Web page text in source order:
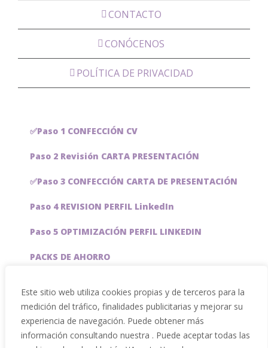
Este sitio web utiliza cookies propias y de terceros para la
medición del tráfico, finalidades publicitarias y mejorar su
experiencia de navegación. Puede obtener más
información consultando nuestra . Puede aceptar todas las
CONTACTO
CONÓCENOS
POLÍTICA DE PRIVACIDAD
✅Paso 1 CONFECCIÓN CV
Paso 2 Revisión CARTA PRESENTACIÓN
✅Paso 3 CONFECCIÓN CARTA DE PRESENTACIÓN
Paso 4 REVISION PERFIL LinkedIn
Paso 5 OPTIMIZACIÓN PERFIL LINKEDIN
PACKS DE AHORRO
Servicios especiales